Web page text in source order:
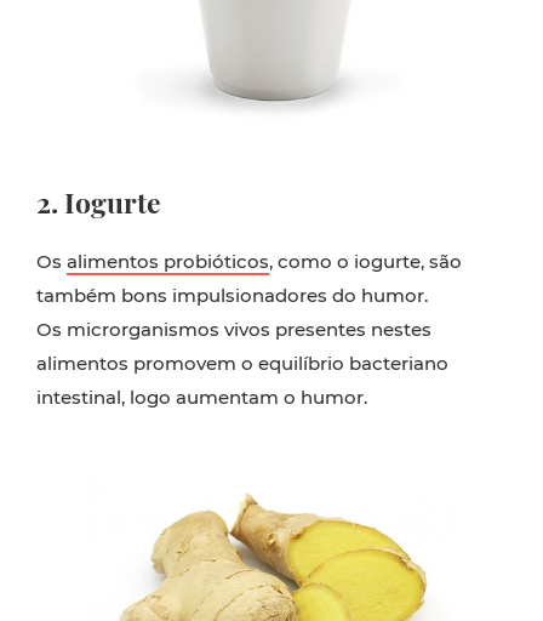
2. Iogurte
Os alimentos probióticos, como o iogurte, são
também bons impulsionadores do humor.
Os microrganismos vivos presentes nestes
alimentos promovem o equilíbrio bacteriano
intestinal, logo aumentam o humor.